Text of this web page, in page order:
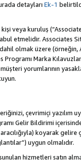
detayları Ek-1
veya kuruluş
etmelidir. Associates
olmak üzere (örneğin,
Programı Marka
yorumlarının
çevrimiçi yazılım
Gelir Bildirimi
koyarak
uygun olmalıdır.
hizmetleri satın